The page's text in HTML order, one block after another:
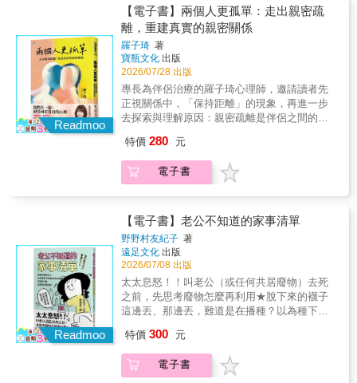
解才是，一本真正讀懂男女心理的書！◎ 戀愛
小惡魔必學！撩撥男人心的攻略必殺句
──P.78◆「好厲害！」「真不愧是你！」這兩
句話幾乎是令所有男人雀躍的必殺句。◆「我
第一次有這種感覺！」男性競爭心理很強，因
此女人由於自己的表現而說出「第一次」時，
會產生優越感。◆「好MAN喔！真有男子氣
概！」說對方有男子氣概，等於含有值得依靠
的意思，男性如果覺得受到女性依靠，會產生
「想保護對方」的心意。◆「果然你就是和別
人不一樣！」「果然」這個詞，含有從以前就
這麼想的意思在裡面。「你和別人不同」則會
刺激競爭心強烈的男性，所以是讚美。── 更多
男女心理學都在本書中，只要確實了解男女的
女人的謊言，解決你所有人生問題！本書同場
加映◎戀愛小惡魔必學！撩撥男人心的攻略必
殺句◎可能會造成傷害！對男性禁忌話語！◎
判斷對方的步調是否和自己一致的方法◎抓住
女人心！女性攻略必殺句◎男女都能樂在其中
的心理測驗【本書特色】(1) 圖解易懂！男女的
行為差異，完全掌握！(2) 方法多且有效！掌握
好感、打動對方、溝通協調……一一傳授，上
班族、單戀者、行銷業務皆適用！
的眼光而離開，是對自己不誠實。如果愛早已
消失，卻因為害怕孤單而留下，又何嘗不是另
一種對自我的背叛？妳可以愛一個人，同時害
怕再次受傷。妳可以選擇修復，同時仍然充滿
不安。妳可以決定留下，但不代表傷口已經痊
癒。因為，留下或離開，都不是勇敢的唯一證
明。真正重要的是，在傷痛之後，依然願意誠
實面對自己的感受，做出屬於自己的選擇。真
正的安全感，不是保證自己永遠不會受傷，而
是相信，即使再次遭受打擊我也有能力重新再
家遭遇伴侶外遇後，從崩潰、掙扎到重新找回
自己的療傷歷程。◆ 特別收錄【外遇者視角：
他的內心世界】專欄，由外遇當事人剖析自己
考角度。◆ 每章附錄【陪伴筆記】，從心理學
角度陪妳梳理情緒、釐清問題，並提供停止外
遇內耗的實作練習。共感推薦——林萃芬／諮
商心理師 、《從外遇洞察人心：療癒創傷．重
建信任》作者許常德／音樂人黃宥嘉／眼科醫
師
Readmoo
【電子書】兩個人更孤單：走出親密疏
離，重建真實的親密關係
羅子琦 著
寶瓶文化 出版
2026/07/28 出版
專長為伴侶治療的羅子琦心理師，邀請讀者先
正視關係中，「保持距離」的現象，再進一步
去探索與理解原因：親密疏離是伴侶之間的
選擇的機會：重建親密。全書系統條理、脈絡
清晰，以「共同探索、認識與理解，我們是如
何在關係中失去自我，並重新找回自己、修復
密。★內容簡介：【***選書】我們在一起，卻
受困在各自的心裡。只談生活，避談內心──親
密疏離是伴侶下意識的共謀，更是傷害關係的
隱形殺手。不再爭吵，以為更親密了，不說
破，和諧就不會被打破……我們盡己所能地守
護著彼此，為什麼卻漸行漸遠？◆◆◆你們是
親密伴侶，然而，彼此說不出真實的感受與需
求，不敢承認失望，怕被發現脆弱……「親密
疏離」的僵局，因何而來？如何脫困？▍下意
20年諮商經驗的羅子琦心理師，專長為伴侶治
療。她揭露在親密疏離下的我們深受過往影
特價 280 元
電子書
Readmoo
【電子書】老公不知道的家事清單
野野村友紀子 著
遠足文化 出版
2026/07/08 出版
太太息怒！！叫老公（或任何共居廢物）去死
之前，先思考廢物怎麼再利用★脫下來的襪子
這邊丟、那邊丟，難道是在播種？以為種下去
好乾淨、牙刷總是新的、遙控器從不黏手？難
道我們家有家庭小精靈＠＠？★家裡的東西每
一樣都要換、換、換！為什麼沒人注意到？★
特價 300 元
電子書